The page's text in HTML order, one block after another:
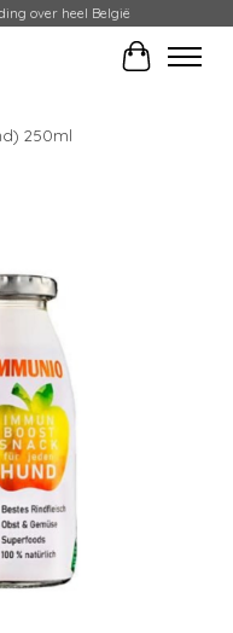
over heel België
250ml